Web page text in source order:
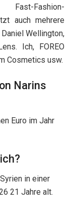
Fast-Fashion-
auch mehrere
Daniel Wellington,
Ich, FOREO
Cosmetics usw.
Narins
Euro im Jahr
in einer
21 Jahre alt.